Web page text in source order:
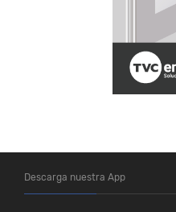
Descarga nuestra App